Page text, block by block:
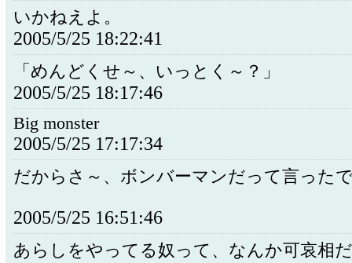
いかねえよ。
2005/5/25 18:22:41
「めんどくせ～、いっとく～？」
2005/5/25 18:17:46
Big monster
2005/5/25 17:17:34
だからさ～、ボンバーマンだって言っ
2005/5/25 16:51:46
あらしをやってる奴って、なんか可哀